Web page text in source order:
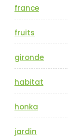
france
fruits
gironde
habitat
honka
jardin